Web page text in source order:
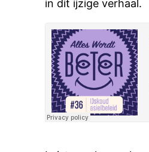
in dit ijzige verhaal.